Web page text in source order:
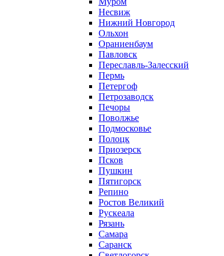
Несвиж
Нижний Новгород
Ольхон
Ораниенбаум
Павловск
Переславль-Залесский
Пермь
Петергоф
Петрозаводск
Печоры
Поволжье
Подмосковье
Полоцк
Приозерск
Псков
Пушкин
Пятигорск
Репино
Ростов Великий
Рускеала
Рязань
Самара
Саранск